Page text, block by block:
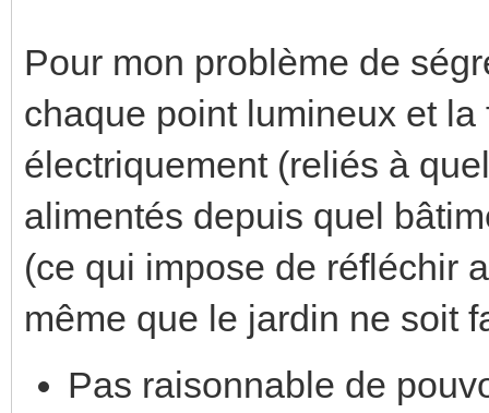
Pour mon problème de
chaque point lumineux et
électriquement (reliés à
alimentés depuis quel
(ce qui impose de réfléchir
même que le jardin ne soit
Pas raisonnable de